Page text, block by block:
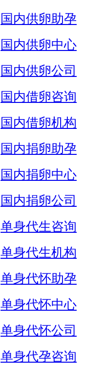
国内供卵助孕
国内供卵中心
国内供卵公司
国内借卵咨询
国内借卵机构
国内捐卵助孕
国内捐卵中心
国内捐卵公司
单身代生咨询
单身代生机构
单身代怀助孕
单身代怀中心
单身代怀公司
单身代孕咨询